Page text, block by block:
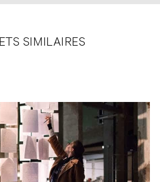
SIMILAIRES